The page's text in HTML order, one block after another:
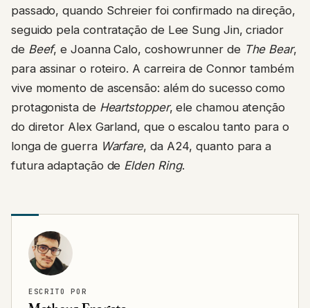
passado, quando Schreier foi confirmado na direção,
seguido pela contratação de Lee Sung Jin, criador
de Beef, e Joanna Calo, coshowrunner de The Bear,
para assinar o roteiro. A carreira de Connor também
vive momento de ascensão: além do sucesso como
protagonista de Heartstopper, ele chamou atenção
do diretor Alex Garland, que o escalou tanto para o
longa de guerra Warfare, da A24, quanto para a
futura adaptação de Elden Ring.
ESCRITO POR